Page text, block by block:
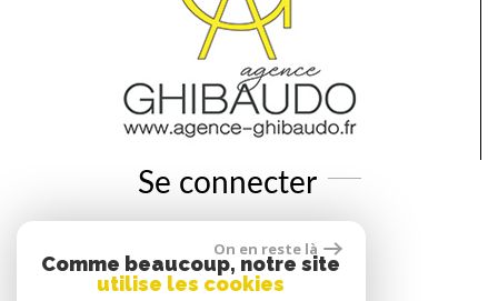
Se connecter
Espace propriétaires
On en reste là
Comme beaucoup, notre site
utilise les cookies